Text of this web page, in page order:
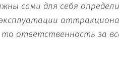
сами для себя
ответственность за